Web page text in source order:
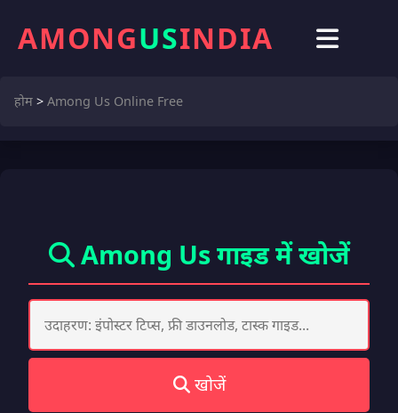
AMONGUSINDIA
होम > Among Us Online Free
Among Us गाइड में खोजें
खोजें